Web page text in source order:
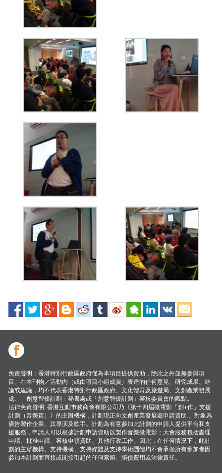
免責聲明：香港特別行政區政府僅為本項目提供資助，除此之外並無參與項
目。在本刊物／活動內（或由項目小組成員）表達的任何意見、研究成果、結
論或建議，均不代表香港特別行政區政府、文化體育及旅遊局、文創產業發展
處、「創意智優計劃」秘書處或「創意智優計劃」審核委員會的觀點。
法律免責聲明: 香港互動市務商會有限公司乃《第十四屆微電影「創+作」支援
計劃（音樂篇）》的主辦機構，計劃現正向文創產業發展處申請資助， 對象為
廣告製作企業、其導演及歌手。計劃為有意參加此計劃的申請人提供平台和支
援服務，申請人可以根據計劃申請資助以製作音樂微電影；大會服務包括處理
申請、批准申請、審核申領資助、其他行政工作。因此，在任何情況下，此計
劃的主辦機構、支持機構、支持媒體及支持學術圑體均不會承擔所有參加者因
參加本計劃而直接或間接引起的任何索賠、賠償費用或法律責任。